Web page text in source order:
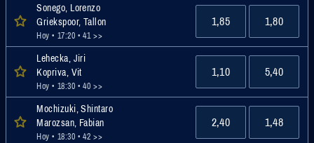
Sonego, Lorenzo
Griekspoor, Tallon
Hoy • 17:20 • 41 >>
1,85 1,80
Lehecka, Jiri
Kopriva, Vit
Hoy • 18:30 • 40 >>
1,10 5,40
Mochizuki, Shintaro
Marozsan, Fabian
Hoy • 18:30 • 42 >>
2,40 1,48